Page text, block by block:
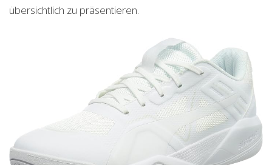
übersichtlich zu präsentieren.